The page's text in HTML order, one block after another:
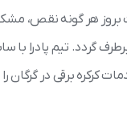
هر گونه نقص،
گردد. تیم پادرا با
کرکره برقی در گرگان